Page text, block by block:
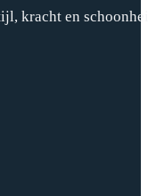
kracht en